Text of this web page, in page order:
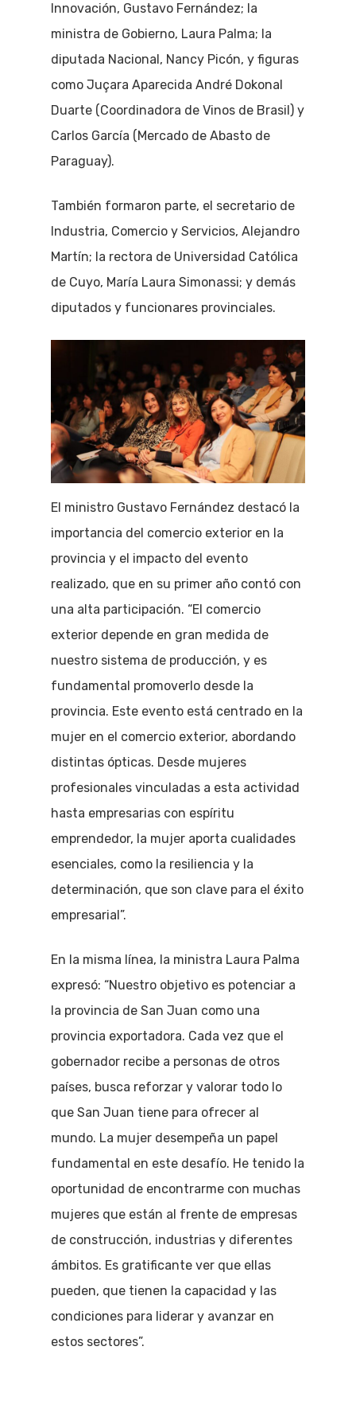
Innovación, Gustavo Fernández; la
ministra de Gobierno, Laura Palma; la
diputada Nacional, Nancy Picón, y figuras
como Juçara Aparecida André Dokonal
Duarte (Coordinadora de Vinos de Brasil) y
Carlos García (Mercado de Abasto de
Paraguay).
También formaron parte, el secretario de
Industria, Comercio y Servicios, Alejandro
Martín; la rectora de Universidad Católica
de Cuyo, María Laura Simonassi; y demás
diputados y funcionares provinciales.
El ministro Gustavo Fernández destacó la
importancia del comercio exterior en la
provincia y el impacto del evento
realizado, que en su primer año contó con
una alta participación. “El comercio
exterior depende en gran medida de
nuestro sistema de producción, y es
fundamental promoverlo desde la
provincia. Este evento está centrado en la
mujer en el comercio exterior, abordando
distintas ópticas. Desde mujeres
profesionales vinculadas a esta actividad
hasta empresarias con espíritu
emprendedor, la mujer aporta cualidades
esenciales, como la resiliencia y la
determinación, que son clave para el éxito
empresarial”.
En la misma línea, la ministra Laura Palma
expresó: “Nuestro objetivo es potenciar a
la provincia de San Juan como una
provincia exportadora. Cada vez que el
gobernador recibe a personas de otros
países, busca reforzar y valorar todo lo
que San Juan tiene para ofrecer al
mundo. La mujer desempeña un papel
fundamental en este desafío. He tenido la
oportunidad de encontrarme con muchas
mujeres que están al frente de empresas
de construcción, industrias y diferentes
ámbitos. Es gratificante ver que ellas
pueden, que tienen la capacidad y las
condiciones para liderar y avanzar en
estos sectores”.